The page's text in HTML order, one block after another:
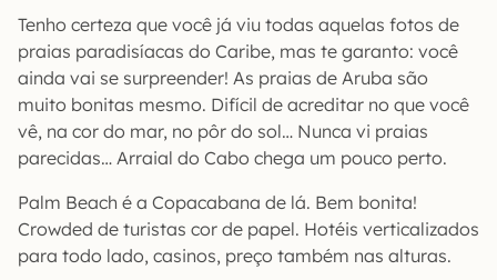
Tenho certeza que você já viu todas aquelas fotos de
praias paradisíacas do Caribe, mas te garanto: você
ainda vai se surpreender! As praias de Aruba são
muito bonitas mesmo. Difícil de acreditar no que você
vê, na cor do mar, no pôr do sol… Nunca vi praias
parecidas… Arraial do Cabo chega um pouco perto.
Palm Beach é a Copacabana de lá. Bem bonita!
Crowded de turistas cor de papel. Hotéis verticalizados
para todo lado, casinos, preço também nas alturas.